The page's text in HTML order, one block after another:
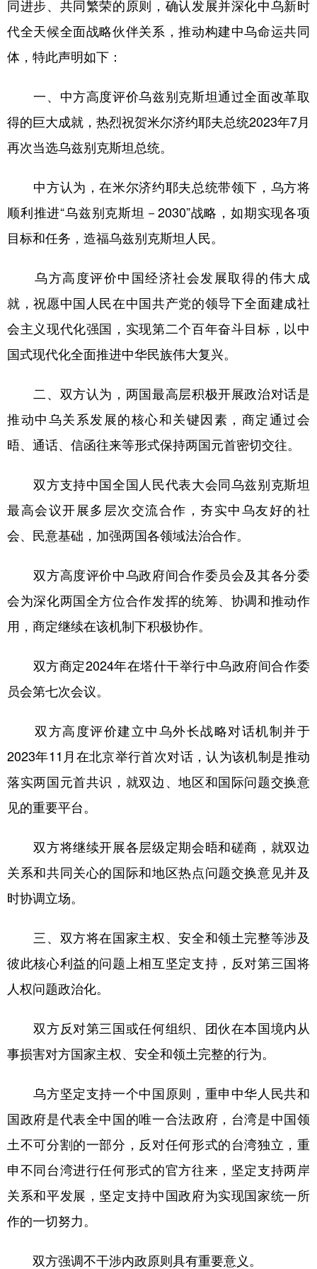
山东 河南 湖北 湖南
广东 广西 海南 重庆
四川 贵州
甘肃 青海 宁夏
新疆 内蒙古 黑龙江
English Español Français عربى
Русский язык 日本語
同进步、共同繁荣的原则，确认发展并深化中乌新时
代全天候全面战略伙伴关系，推动构建中乌命运共同
体，特此声明如下：
一、中方高度评价乌兹别克斯坦通过全面改革取
得的巨大成就，热烈祝贺米尔济约耶夫总统2023年7月
再次当选乌兹别克斯坦总统。
中方认为，在米尔济约耶夫总统带领下，乌方将
顺利推进“乌兹别克斯坦－2030”战略，如期实现各项
目标和任务，造福乌兹别克斯坦人民。
乌方高度评价中国经济社会发展取得的伟大成
就，祝愿中国人民在中国共产党的领导下全面建成社
会主义现代化强国，实现第二个百年奋斗目标，以中
国式现代化全面推进中华民族伟大复兴。
二、双方认为，两国最高层积极开展政治对话是
推动中乌关系发展的核心和关键因素，商定通过会
晤、通话、信函往来等形式保持两国元首密切交往。
双方支持中国全国人民代表大会同乌兹别克斯坦
最高会议开展多层次交流合作，夯实中乌友好的社
会、民意基础，加强两国各领域法治合作。
双方高度评价中乌政府间合作委员会及其各分委
会为深化两国全方位合作发挥的统筹、协调和推动作
用，商定继续在该机制下积极协作。
双方商定2024年在塔什干举行中乌政府间合作委
员会第七次会议。
双方高度评价建立中乌外长战略对话机制并于
2023年11月在北京举行首次对话，认为该机制是推动
落实两国元首共识，就双边、地区和国际问题交换意
见的重要平台。
双方将继续开展各层级定期会晤和磋商，就双边
关系和共同关心的国际和地区热点问题交换意见并及
时协调立场。
三、双方将在国家主权、安全和领土完整等涉及
彼此核心利益的问题上相互坚定支持，反对第三国将
人权问题政治化。
双方反对第三国或任何组织、团伙在本国境内从
事损害对方国家主权、安全和领土完整的行为。
乌方坚定支持一个中国原则，重申中华人民共和
国政府是代表全中国的唯一合法政府，台湾是中国领
土不可分割的一部分，反对任何形式的台湾独立，重
申不同台湾进行任何形式的官方往来，坚定支持两岸
关系和平发展，坚定支持中国政府为实现国家统一所
作的一切努力。
双方强调不干涉内政原则具有重要意义。